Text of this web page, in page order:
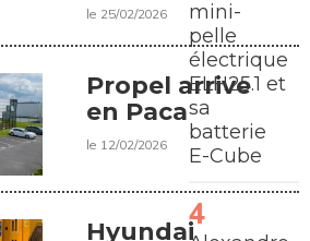
conquête
le 25/02/2026
Propel arrive
en Paca
le 12/02/2026
Hyundai
mini-
pelle
électrique
ELH25.1 et
sa
batterie
E-Cube